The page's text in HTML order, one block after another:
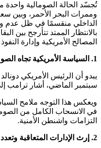
تُجسّد الحالة الصومالية واحدة
وممرات البحر الأحمر، وبين
الداخلي منقسمًا في ظل عدم
بالانتظار الممتد تتأرجح بين
المصالح الأمريكية وإدارة
1. السياسة الأمريكية تجاه الصومال بين الانكفاء والتردد
سبتمبر الماضي، أشار ترامب
في الانسحاب الكامل من
التزامات واشنطن الأمنية.
2. إرث الإدارات المتعاقبة وتعدد الاتجاهات الفكرية في واشنطن